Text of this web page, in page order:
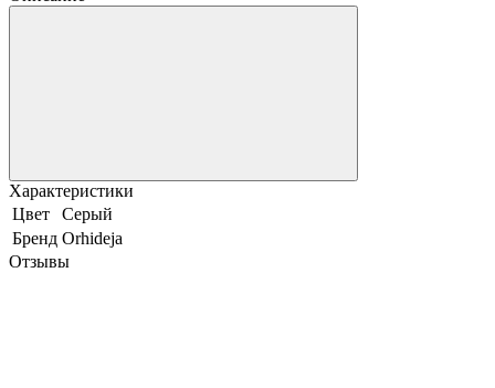
Характеристики
Цвет
Серый
Бренд Orhideja
Отзывы